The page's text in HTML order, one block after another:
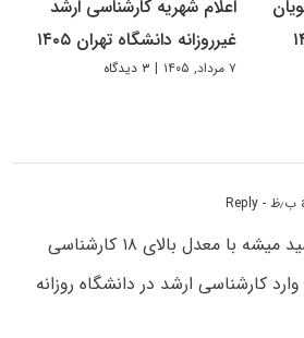
اعلام شهریه کارشناسی ارشد
غیرروزانه دانشگاه تهران ۱۴۰۵
۷ مرداد, ۱۴۰۵ | ۳ دیدگاه
- Reply
سلام خسته نباشید ببخشید میشه با معدل بالای ۱۸ کارشناسی
کارشناسی ارشد در دانشگاه روزانه